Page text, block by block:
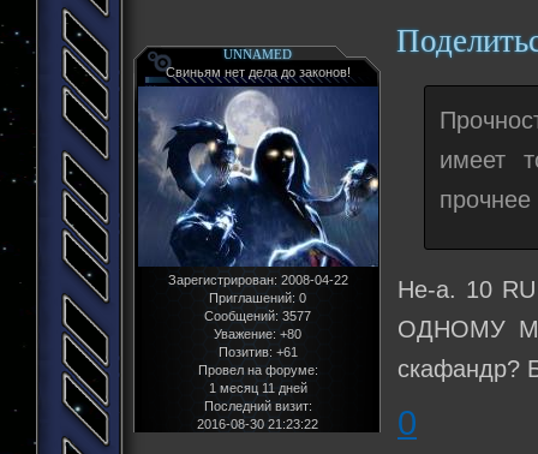
UNNAMED
Свиньям нет дела до законов!
Зарегистрирован: 2008-04-22
Приглашений: 0
Сообщений: 3577
Уважение: +80
Позитив: +61
Провел на форуме:
1 месяц 11 дней
Последний визит:
2016-08-30 21:23:22
имеет
Не-а. 10
ОДНОМУ
скафандр?
0